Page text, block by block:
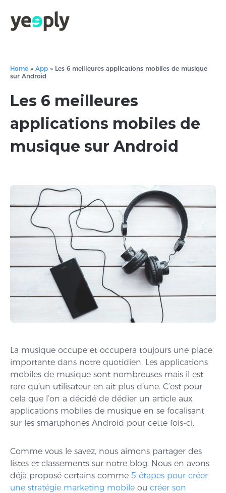
Home » App » Les 6 meilleures applications mobiles de musique
sur Android
Les 6 meilleures
applications mobiles de
musique sur Android
La musique occupe et occupera toujours une place
importante dans notre quotidien. Les applications
mobiles de musique sont nombreuses mais il est
rare qu’un utilisateur en ait plus d’une. C’est pour
cela que l’on a décidé de dédier un article aux
applications mobiles de musique en se focalisant
sur les smartphones Android pour cette fois-ci.
Comme vous le savez, nous aimons partager des
listes et classements sur notre blog. Nous en avons
déjà proposé certains comme 5 étapes pour créer
une stratégie marketing mobile ou créer son